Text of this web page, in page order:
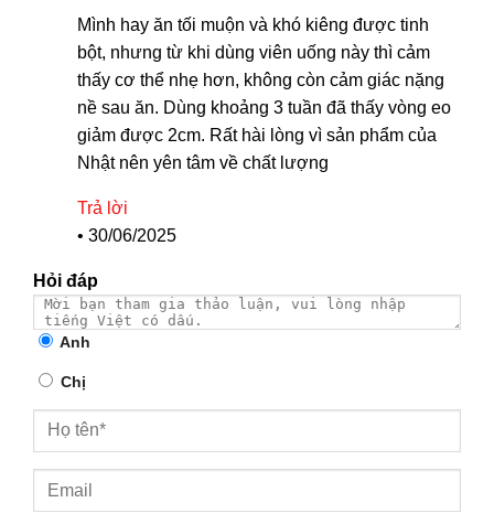
Mình hay ăn tối muộn và khó kiêng được tinh
bột, nhưng từ khi dùng viên uống này thì cảm
thấy cơ thể nhẹ hơn, không còn cảm giác nặng
nề sau ăn. Dùng khoảng 3 tuần đã thấy vòng eo
giảm được 2cm. Rất hài lòng vì sản phẩm của
Nhật nên yên tâm về chất lượng
Trả lời
• 30/06/2025
Hỏi đáp
Anh
Chị